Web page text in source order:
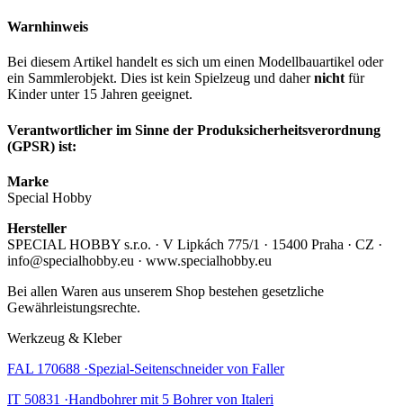
Warnhinweis
Bei diesem Artikel handelt es sich um einen Modellbauartikel oder
ein Sammlerobjekt. Dies ist kein Spielzeug und dahernicht für
Kinder unter 15 Jahren geeignet.
Verantwortlicher im Sinne der Produksicherheitsverordnung
(GPSR) ist:
Marke
Special Hobby
Hersteller
SPECIAL HOBBY s.r.o. · V Lipkách 775/1 · 15400 Praha · CZ ·
info@specialhobby.eu · www.specialhobby.eu
Bei allen Waren aus unserem Shop bestehen gesetzliche
Gewährleistungsrechte.
Werkzeug & Kleber
FAL 170688 ·Spezial-Seitenschneider von Faller
IT 50831 ·Handbohrer mit 5 Bohrer von Italeri